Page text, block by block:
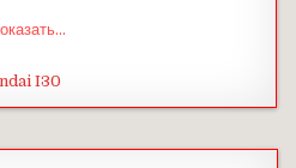
I30